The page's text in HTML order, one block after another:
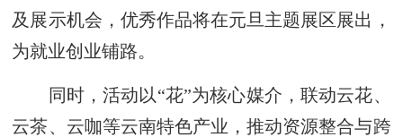
及展示机会，优秀作品将在元旦主题展区展出，
为就业创业铺路。
同时，活动以“花”为核心媒介，联动云花、
云茶、云咖等云南特色产业，推动资源整合与跨